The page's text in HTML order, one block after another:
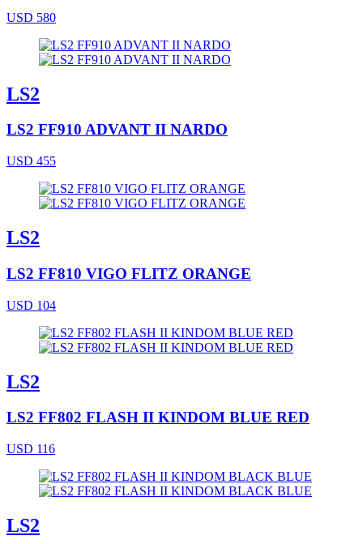
USD 580
LS2
LS2 FF910 ADVANT II NARDO
USD 455
LS2
LS2 FF810 VIGO FLITZ ORANGE
USD 104
LS2
LS2 FF802 FLASH II KINDOM BLUE RED
USD 116
LS2